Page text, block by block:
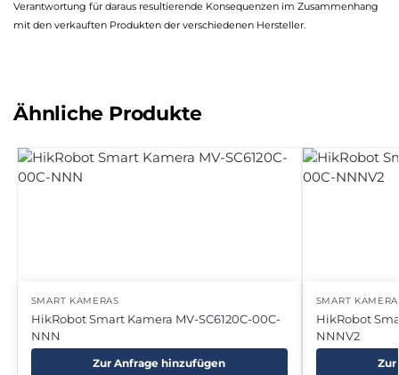
Verantwortung für daraus resultierende Konsequenzen im Zusammenhang
mit den verkauften Produkten der verschiedenen Hersteller.
Ähnliche Produkte
SMART KAMERAS
HikRobot Smart Kamera MV-SC6120C-00C-
NNN
Zur Anfrage hinzufügen
SMART
HikRobot
NNNV2